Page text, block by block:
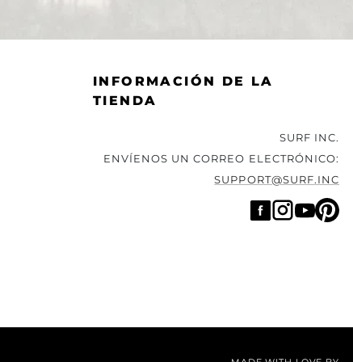
INFORMACIÓN DE LA
TIENDA
SURF INC.
ENVÍENOS UN CORREO ELECTRÓNICO:
SUPPORT@SURF.INC